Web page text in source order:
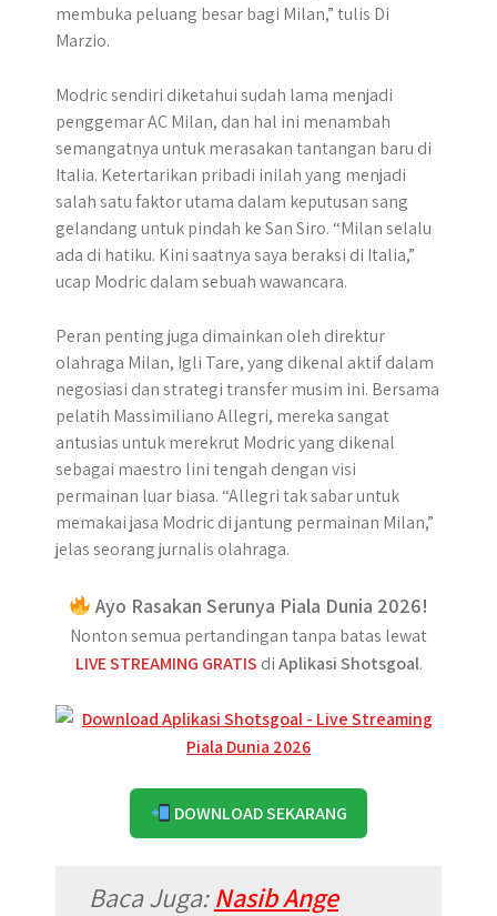
membuka peluang besar bagi Milan,” tulis Di
Marzio.
Modric sendiri diketahui sudah lama menjadi
penggemar AC Milan, dan hal ini menambah
semangatnya untuk merasakan tantangan baru di
Italia. Ketertarikan pribadi inilah yang menjadi
salah satu faktor utama dalam keputusan sang
gelandang untuk pindah ke San Siro. “Milan selalu
ada di hatiku. Kini saatnya saya beraksi di Italia,”
ucap Modric dalam sebuah wawancara.
Peran penting juga dimainkan oleh direktur
olahraga Milan, Igli Tare, yang dikenal aktif dalam
negosiasi dan strategi transfer musim ini. Bersama
pelatih Massimiliano Allegri, mereka sangat
antusias untuk merekrut Modric yang dikenal
sebagai maestro lini tengah dengan visi
permainan luar biasa. “Allegri tak sabar untuk
memakai jasa Modric di jantung permainan Milan,”
jelas seorang jurnalis olahraga.
Ayo Rasakan Serunya Piala Dunia 2026!
Nonton semua pertandingan tanpa batas lewat
LIVE STREAMING GRATIS diAplikasi Shotsgoal.
DOWNLOAD SEKARANG
Baca Juga:Nasib Ange